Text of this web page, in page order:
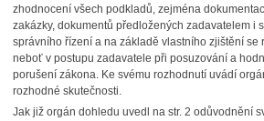
zhodnocení všech podkladů, zejména
zakázky, dokumentů předložených zadavatelem i
správního řízení a na základě vlastního zjištění se
neboť v postupu zadavatele při posuzování a
porušení zákona. Ke svému rozhodnutí uvádí
rozhodné skutečnosti.
Jak již orgán dohledu uvedl na str. 2 odůvodnění